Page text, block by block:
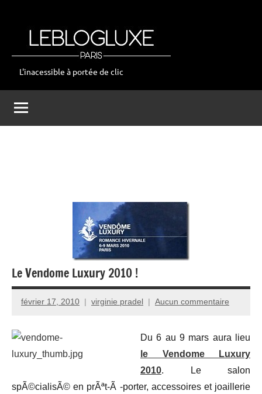
leblogluxe
L'inacessible à portée de clic
Le Vendome Luxury 2010 !
février 17, 2010 virginie pradel Aucun commentaire
Du 6 au 9 mars aura lieu
le Vendome Luxury
2010. Le salon
spÃ©cialisÃ© en prÃªt-Ã -porter, accessoires et joaillerie